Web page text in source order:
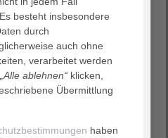
besteht insbesondere
durch
auch ohne
verarbeitet werden
„Alle ablehnen“ klicken,
Übermittlung
haben